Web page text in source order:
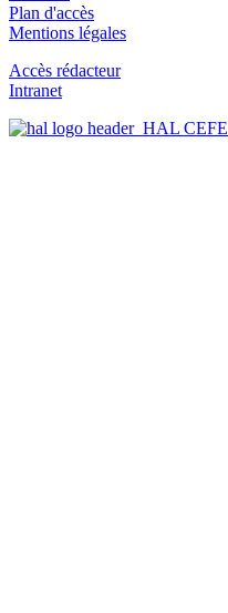
Plan d'accès
Mentions légales
Accès rédacteur
Intranet
HAL CEFE